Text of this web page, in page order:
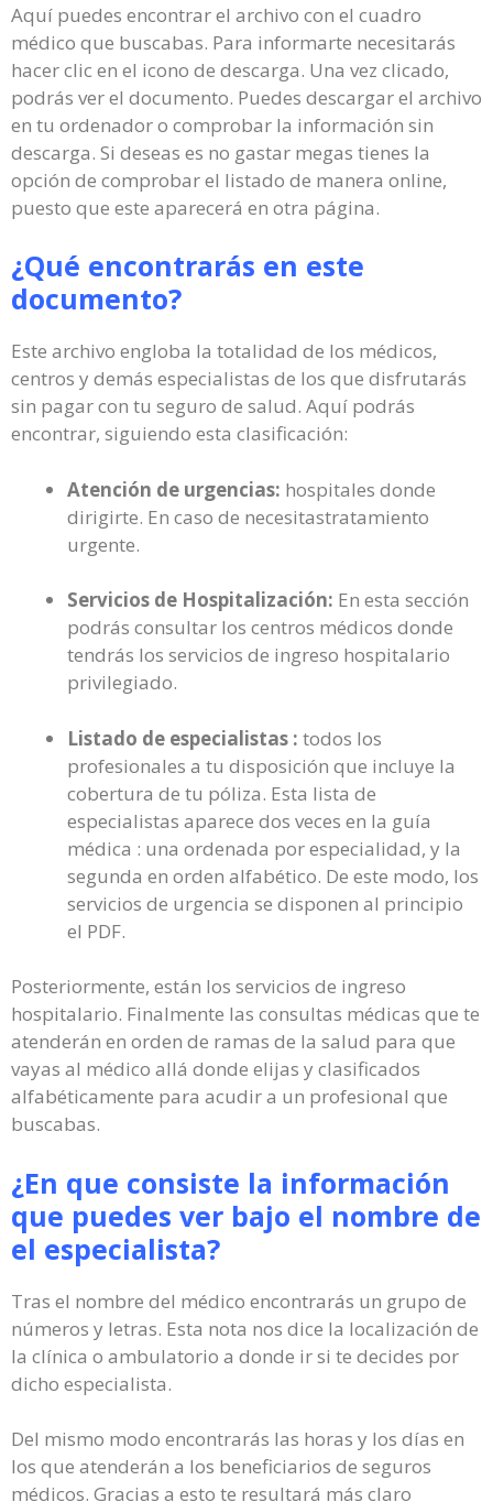
Aquí puedes encontrar el archivo con el cuadro
médico que buscabas. Para informarte necesitarás
hacer clic en el icono de descarga. Una vez clicado,
podrás ver el documento. Puedes descargar el archivo
en tu ordenador o comprobar la información sin
descarga. Si deseas es no gastar megas tienes la
opción de comprobar el listado de manera online,
puesto que este aparecerá en otra página.
¿Qué encontrarás en este
documento?
Este archivo engloba la totalidad de los médicos,
centros y demás especialistas de los que disfrutarás
sin pagar con tu seguro de salud. Aquí podrás
encontrar, siguiendo esta clasificación:
Atención de urgencias: hospitales donde
dirigirte. En caso de necesitastratamiento
urgente.
Servicios de Hospitalización: En esta sección
podrás consultar los centros médicos donde
tendrás los servicios de ingreso hospitalario
privilegiado.
Listado de especialistas : todos los
profesionales a tu disposición que incluye la
cobertura de tu póliza. Esta lista de
especialistas aparece dos veces en la guía
médica : una ordenada por especialidad, y la
segunda en orden alfabético. De este modo, los
servicios de urgencia se disponen al principio
el PDF.
Posteriormente, están los servicios de ingreso
hospitalario. Finalmente las consultas médicas que te
atenderán en orden de ramas de la salud para que
vayas al médico allá donde elijas y clasificados
alfabéticamente para acudir a un profesional que
buscabas.
¿En que consiste la información
que puedes ver bajo el nombre de
el especialista?
Tras el nombre del médico encontrarás un grupo de
números y letras. Esta nota nos dice la localización de
la clínica o ambulatorio a donde ir si te decides por
dicho especialista.
Del mismo modo encontrarás las horas y los días en
los que atenderán a los beneficiarios de seguros
médicos. Gracias a esto te resultará más claro